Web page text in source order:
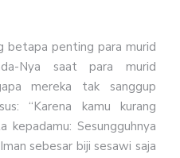
betapa penting para murid
Nya saat para murid
mereka tak sanggup
“Karena kamu kurang
kepadamu: Sesungguhnya
sebesar biji sesawi saja